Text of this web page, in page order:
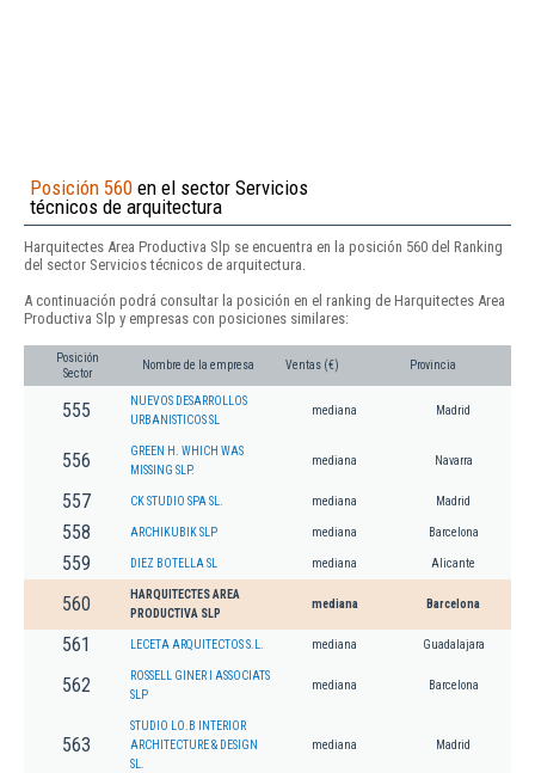
Posición 560 en el sector Servicios
técnicos de arquitectura
Harquitectes Area Productiva Slp se encuentra en la posición 560 del Ranking
del sector Servicios técnicos de arquitectura.
A continuación podrá consultar la posición en el ranking de Harquitectes Area
Productiva Slp y empresas con posiciones similares:
Posición
Sector
Nombre de la empresa Ventas (€) Provincia
555
NUEVOS DESARROLLOS
URBANISTICOS SL
mediana Madrid
556
GREEN H. WHICH WAS
MISSING SLP.
mediana Navarra
557 CK STUDIO SPA SL. mediana Madrid
558 ARCHIKUBIK SLP mediana Barcelona
559 DIEZ BOTELLA SL mediana Alicante
560
HARQUITECTES AREA
PRODUCTIVA SLP
mediana Barcelona
561 LECETA ARQUITECTOS S.L. mediana Guadalajara
562
ROSSELL GINER I ASSOCIATS
SLP
mediana Barcelona
563
STUDIO LO.B INTERIOR
ARCHITECTURE & DESIGN
SL.
mediana Madrid